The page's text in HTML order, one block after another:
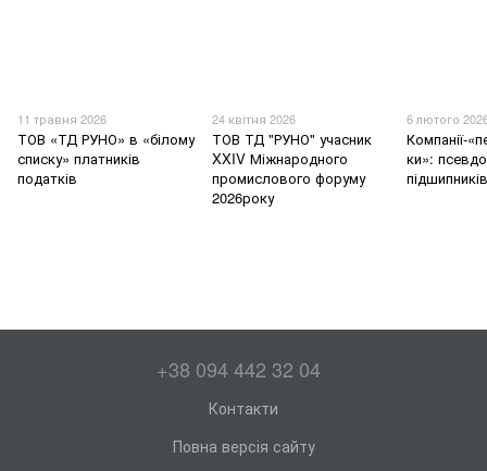
11 травня 2026
ТОВ «ТД РУНО» в «білому
списку» платників
податків
24 квітня 2026
ТОВ ТД "РУНО" учасник
XXIV Міжнародного
промислового форуму
2026року
6 лютого
Компанії-
ки»:
+38 094 442 32 04
Контакти
Повна версія сайту